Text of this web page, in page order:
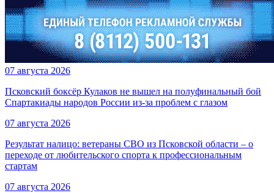
07 августа 2026
Псковский боксёр Кулаков не вышел на полуфинальный бой
Спартакиады народов России из-за проблем с глазом
07 августа 2026
Результат налицо: ветераны СВО из Псковской области – о
переходе от любительского спорта к профессиональным
стартам
07 августа 2026